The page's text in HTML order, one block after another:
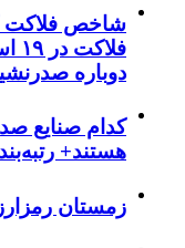
دوباره
کدام صنایع
هستند+ رتبه‌بندی ۴۸ صنعت
زمستان